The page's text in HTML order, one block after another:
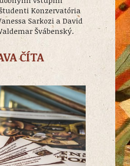
Konzervatória
Sarkozi a David
Švábenský.
ČÍTA